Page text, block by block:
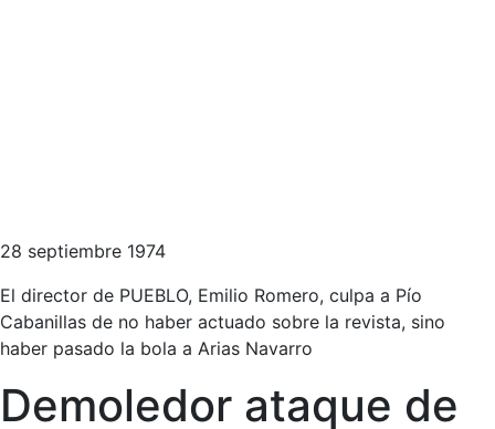
28 septiembre 1974
El director de PUEBLO, Emilio Romero, culpa a Pío
Cabanillas de no haber actuado sobre la revista, sino
haber pasado la bola a Arias Navarro
Demoledor ataque de